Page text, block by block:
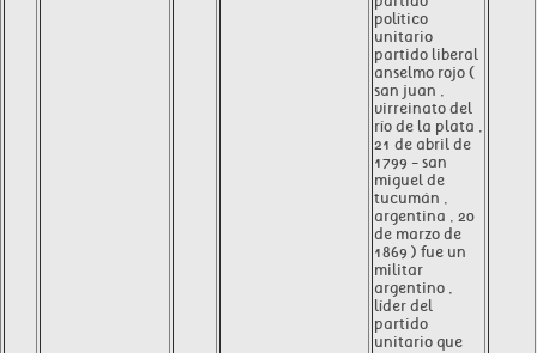
político
unitario
partido liberal
anselmo rojo (
san juan ,
virreinato del
río de la plata ,
21 de abril de
1799 - san
miguel de
tucumán ,
argentina , 20
de marzo de
1869 ) fue un
militar
argentino ,
líder del
partido
unitario que